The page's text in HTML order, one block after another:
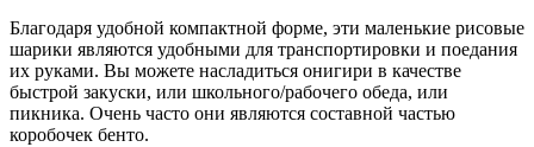
Благодаря удобной компактной форме, эти маленькие рисовые
шарики являются удобными для транспортировки и поедания
их руками. Вы можете насладиться онигири в качестве
быстрой закуски, или школьного/рабочего обеда, или
пикника. Очень часто они являются составной частью
коробочек бенто.